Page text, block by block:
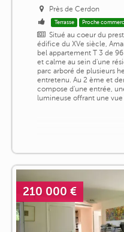
Près de Cerdon
Terrasse Proche
Situé au coeur du
édifice du XVe siècle,
bel appartement T 3 de
et calme au sein d'une
parc arboré de plusieurs
entretenu. Au 2 ème et
compose d'une entrée,
lumineuse offrant une vue
210 000 €